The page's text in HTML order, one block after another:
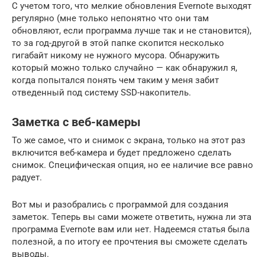
С учетом того, что мелкие обновления Evernote выходят
регулярно (мне только непонятно что они там
обновляют, если программа лучше так и не становится),
то за год-другой в этой папке скопится несколько
гигабайт никому не нужного мусора. Обнаружить
который можно только случайно — как обнаружил я,
когда попытался понять чем таким у меня забит
отведенный под систему SSD-накопитель.
Заметка с веб-камеры
То же самое, что и снимок с экрана, только на этот раз
включится веб-камера и будет предложено сделать
снимок. Специфическая опция, но ее наличие все равно
радует.
Вот мы и разобрались с программой для создания
заметок. Теперь вы сами можете ответить, нужна ли эта
программа Evernote вам или нет. Надеемся статья была
полезной, а по итогу ее прочтения вы сможете сделать
выводы.